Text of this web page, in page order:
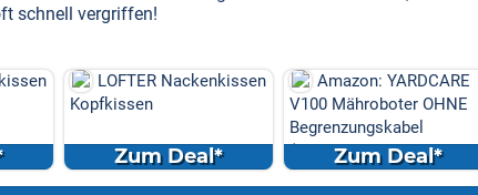
schnell vergriffen!
Amazon: YARDCARE
V100 Mähroboter OHNE
(Kamera/Visi...
Zum Deal*
Laifen P3 (Nebelblau)
Elektrorasierer Bundle: 100
Min. Akku, USB-C ...
Zum Deal*